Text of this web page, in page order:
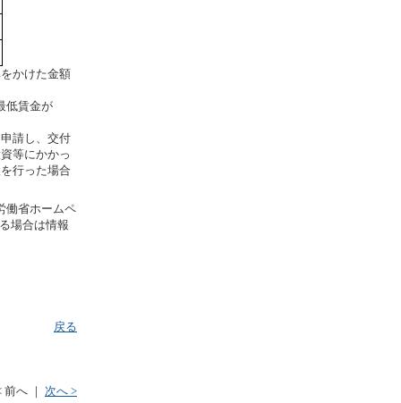
かけた金額
低賃金が
請し、交付
等にかかっ
行った場合
働省ホームペ
場合は情報
戻る
前へ ｜ 次へ >